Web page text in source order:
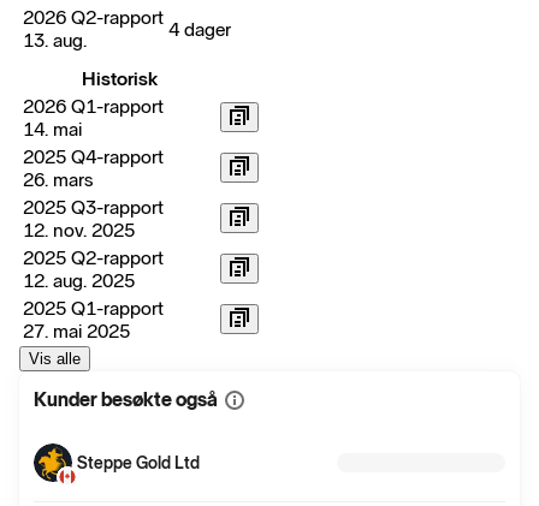
2026 Q2-rapport
13. aug.
4 dager
Historisk
2026 Q1-rapport
14. mai
2025 Q4-rapport
26. mars
2025 Q3-rapport
12. nov. 2025
2025 Q2-rapport
12. aug. 2025
2025 Q1-rapport
27. mai 2025
Vis alle
Kunder besøkte også Vis
Steppe Gold Ltd